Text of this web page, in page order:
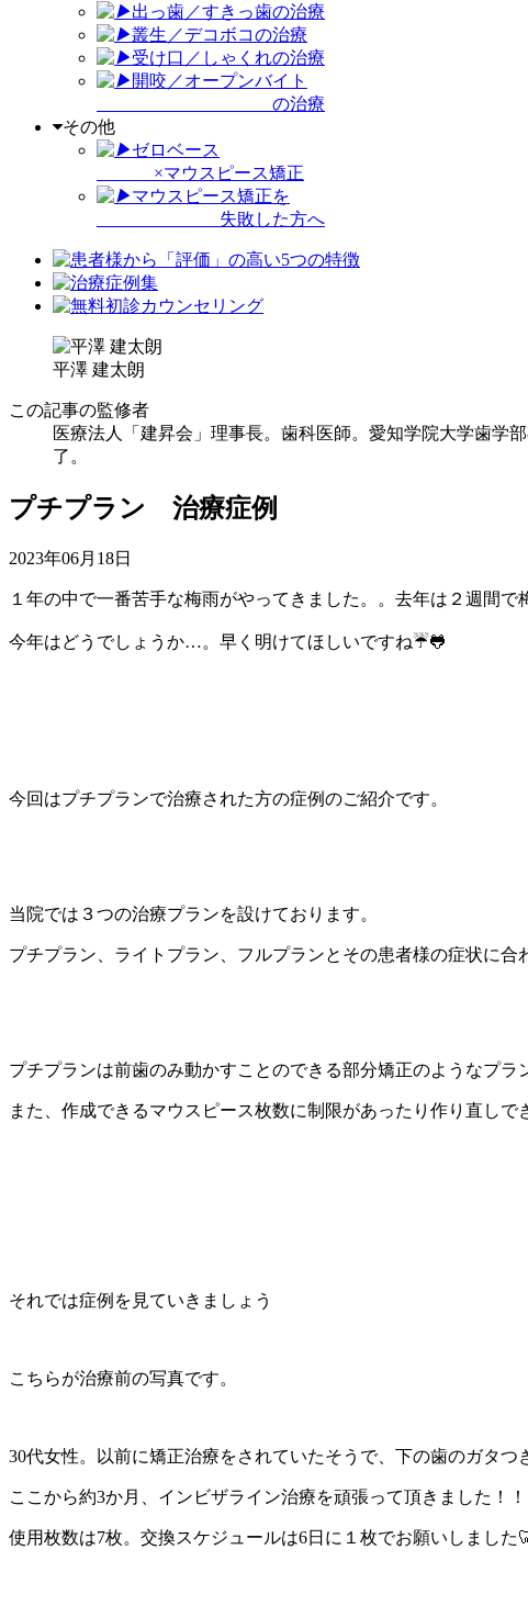
出っ歯／すきっ歯の治療
叢生／デコボコの治療
受け口／しゃくれの治療
開咬／オープンバイト
の治療
その他
ゼロベース
×マウスピース矯正
マウスピース矯正を
失敗した方へ
平澤 建太朗
この記事の監修者
医療法人「建昇会」理事長。歯科医師。愛知学院大学歯学
了。
プチプラン 治療症例
2023年06月18日
１年の中で一番苦手な梅雨がやってきました。。去年は２週間で
今年はどうでしょうか…。早く明けてほしいですね☔🐸
今回はプチプランで治療された方の症例のご紹介です。
当院では３つの治療プランを設けております。
プチプラン、ライトプラン、フルプランとその患者様の症状に合
プチプランは前歯のみ動かすことのできる部分矯正のようなプラ
また、作成できるマウスピース枚数に制限があったり作り直し
それでは症例を見ていきましょう
こちらが治療前の写真です。
30代女性。以前に矯正治療をされていたそうで、下の歯のガタつ
ここから約3か月、インビザライン治療を頑張って頂きました！！
使用枚数は7枚。交換スケジュールは6日に１枚でお願いしました